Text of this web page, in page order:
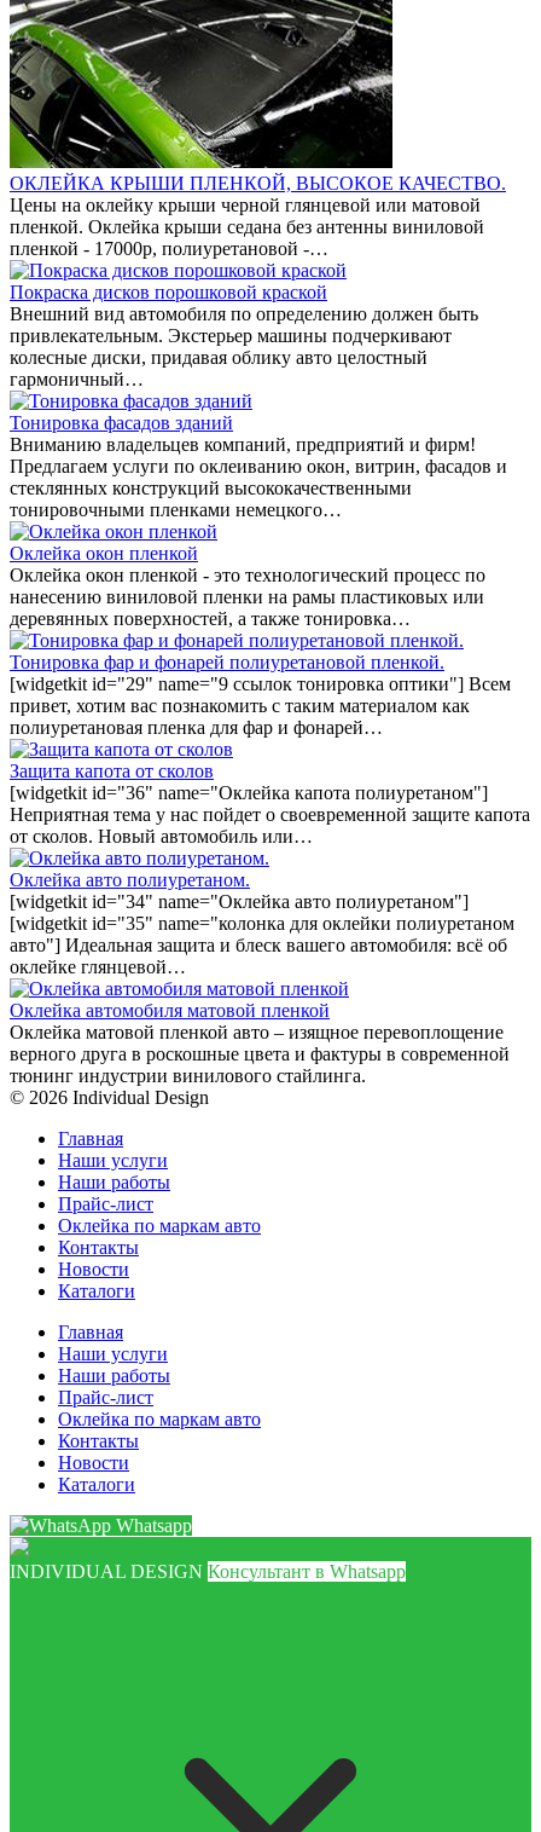
ОКЛЕЙКА КРЫШИ ПЛЕНКОЙ, ВЫСОКОЕ КАЧЕСТВО.
Цены на оклейку крыши черной глянцевой или матовой
пленкой. Оклейка крыши седана без антенны виниловой
пленкой - 17000р, полиуретановой -…
Покраска дисков порошковой краской
Внешний вид автомобиля по определению должен быть
привлекательным. Экстерьер машины подчеркивают
колесные диски, придавая облику авто целостный
гармоничный…
Тонировка фасадов зданий
Вниманию владельцев компаний, предприятий и фирм!
Предлагаем услуги по оклеиванию окон, витрин, фасадов и
стеклянных конструкций высококачественными
тонировочными пленками немецкого…
Оклейка окон пленкой
Оклейка окон пленкой - это технологический процесс по
нанесению виниловой пленки на рамы пластиковых или
деревянных поверхностей, а также тонировка…
Тонировка фар и фонарей полиуретановой пленкой.
[widgetkit id="29" name="9 ссылок тонировка оптики"] Всем
привет, хотим вас познакомить с таким материалом как
полиуретановая пленка для фар и фонарей…
Защита капота от сколов
[widgetkit id="36" name="Оклейка капота полиуретаном"]
Неприятная тема у нас пойдет о своевременной защите капота
от сколов. Новый автомобиль или…
Оклейка авто полиуретаном.
[widgetkit id="34" name="Оклейка авто полиуретаном"]
[widgetkit id="35" name="колонка для оклейки полиуретаном
авто"] Идеальная защита и блеск вашего автомобиля: всё об
оклейке глянцевой…
Оклейка автомобиля матовой пленкой
Оклейка матовой пленкой авто – изящное перевоплощение
верного друга в роскошные цвета и фактуры в современной
тюнинг индустрии винилового стайлинга.
© 2026 Individual Design
Главная
Наши услуги
Наши работы
Прайс-лист
Оклейка по маркам авто
Контакты
Новости
Каталоги
Главная
Наши услуги
Наши работы
Прайс-лист
Оклейка по маркам авто
Контакты
Новости
Каталоги
Whatsapp
INDIVIDUAL DESIGN Консультант в Whatsapp